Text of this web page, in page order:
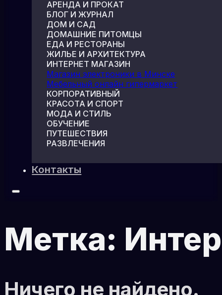
АРЕНДА И ПРОКАТ
БЛОГ И ЖУРНАЛ
ДОМ И САД
ДОМАШНИЕ ПИТОМЦЫ
ЕДА И РЕСТОРАНЫ
ЖИЛЬЕ И АРХИТЕКТУРА
ИНТЕРНЕТ МАГАЗИН
Магазин электроники в Минске
Мебельный онлайн гипермаркет
КОРПОРАТИВНЫЙ
КРАСОТА И СПОРТ
МОДА И СТИЛЬ
ОБУЧЕНИЕ
ПУТЕШЕСТВИЯ
РАЗВЛЕЧЕНИЯ
Контакты
Метка:
Ничего не найдено.